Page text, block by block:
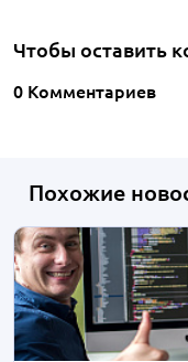
Чтобы оставить
0 Комментариев
Похожие